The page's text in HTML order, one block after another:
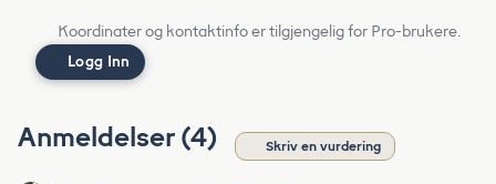
Koordinater og kontaktinfo er tilgjengelig for Pro-brukere.
Logg Inn
Anmeldelser (4) Skriv en vurdering